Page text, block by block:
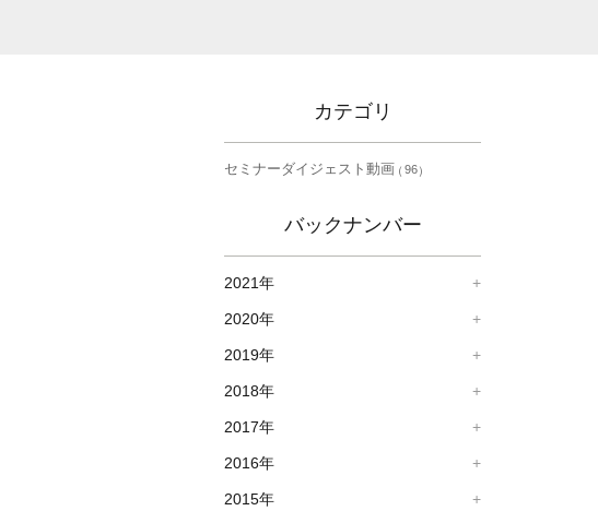
カテゴリ
セミナーダイジェスト動画 96
バックナンバー
2021年
2020年
2019年
2018年
2017年
2016年
2015年